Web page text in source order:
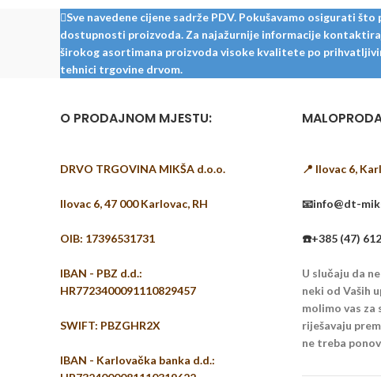
Sve navedene cijene sadrže PDV. Pokušavamo osigurati
dostupnosti proizvoda. Za najažurnije informacije
širokog asortimana proizvoda visoke kvalitete po
tehnici trgovine drvom.
O PRODAJNOM MJESTU:
DRVO TRGOVINA MIKŠA d.o.o.
Ilovac 6, 47 000 Karlovac, RH
OIB: 17396531731
IBAN - PBZ d.d.:
HR7723400091110829457
SWIFT: PBZGHR2X
IBAN - Karlovačka banka d.d.:
📍 Ilovac 6,
📧info@dt-
☎️+385 (47)
U slučaju da
neki od Vaših
molimo vas
riješavaju
ne treba